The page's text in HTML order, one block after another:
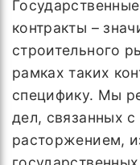
контракты –
строительного
рамках таких
специфику. Мы
дел, связанных
расторжением,